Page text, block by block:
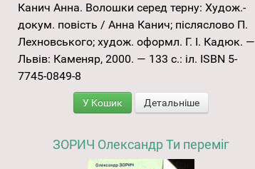
Канич Анна. Волошки серед терну: Худож.-
докум. повість / Анна Канич; післяслово П.
Лехновського; худож. оформл. Г. І. Кадюк. —
Львів: Каменяр, 2000. — 133 с.: іл. ISBN 5-
7745-0849-8
У Кошик Детальніше
ЗОРИЧ Олександр Ти переміг